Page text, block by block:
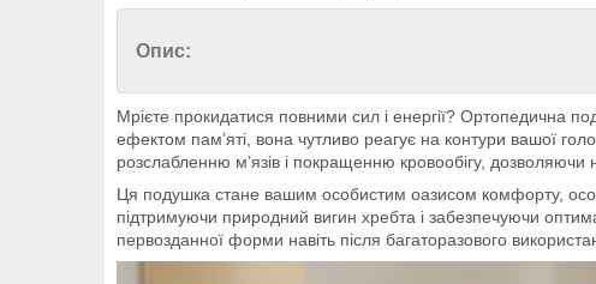
Опис:
Мрієте прокидатися повними сил і енергії? Ортопедична
ефектом пам’яті, вона чутливо реагує на контури вашої
розслабленню м’язів і покращенню кровообігу,
Ця подушка стане вашим особистим оазисом комфорту,
підтримуючи природний вигин хребта і забезпечуючи
первозданної форми навіть після багаторазового